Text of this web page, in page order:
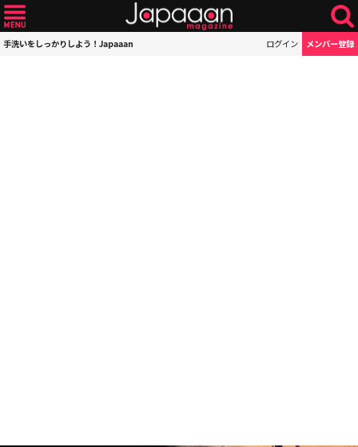
手洗いをしっかりしよう！Japaaan ログイン メンバー登録